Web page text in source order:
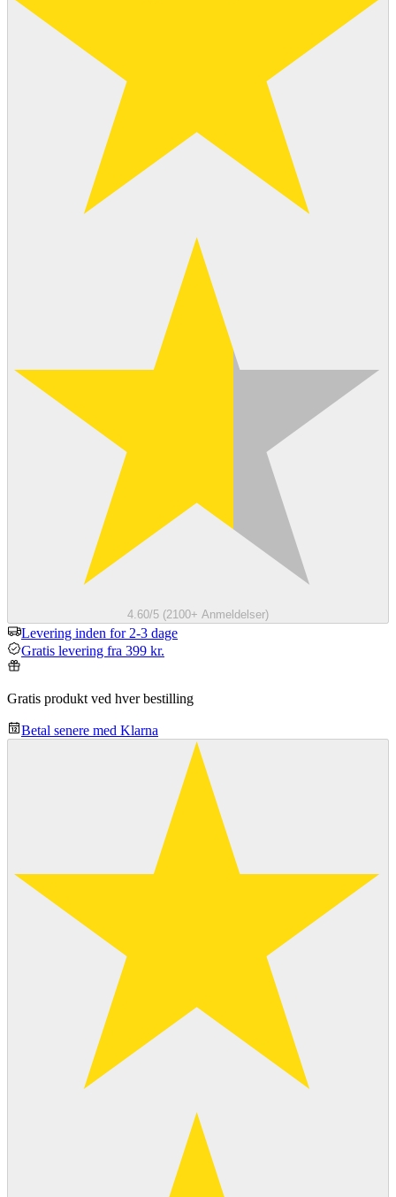
4.60/5 (2100+ Anmeldelser)
Levering inden for 2-3 dage
Gratis levering fra 399 kr.
Gratis produkt ved hver bestilling
Betal senere med Klarna